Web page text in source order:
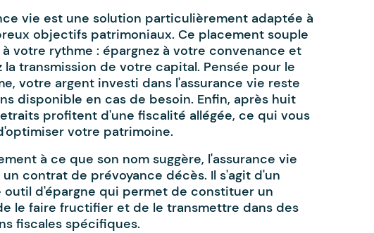
vie est une solution particulièrement adaptée à
objectifs patrimoniaux. Ce placement souple
votre rythme : épargnez à votre convenance et
la transmission de votre capital. Pensée pour le
votre argent investi dans l'assurance vie reste
disponible en cas de besoin. Enfin, après huit
profitent d'une fiscalité allégée, ce qui vous
votre patrimoine.
à ce que son nom suggère, l'assurance vie
un contrat de prévoyance décès. Il s'agit d'un
outil d'épargne qui permet de constituer un
le faire fructifier et de le transmettre dans des
fiscales spécifiques.